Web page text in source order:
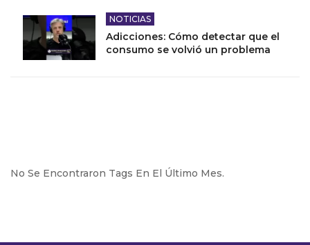
NOTICIAS
Adicciones: Cómo detectar que el
consumo se volvió un problema
No Se Encontraron Tags En El Último Mes.